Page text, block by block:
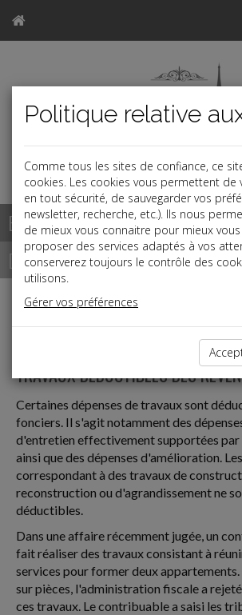
Base documentaire
Dépêches
j
Fiscal TPE
TRAVAUX DÉDUCTIBLES DES
Certaines dépenses de travaux sont
fonciers. Il s'agit notamment des
d'entretien effectivement supportées
ainsi que des dépenses d'amélioration.
correspondant à des travaux de
reconstruction ou d'agrandissement ne
déductibles.
Dans une affaire récemment jugée, un
fait réaliser des travaux consistant à
services pour former deux
sur pièces, l'administration fiscale a
ces travaux. Le contribuable a saisi les
Comme tous les sites de confiance, ce
cookies. Les cookies vous permettent de
en tout sécurité, de sauvegarder vos
newsletter, recherche, etc.). Ils nous
de mieux vous connaitre pour mieux
proposer des services adaptés à vos
conserverez toujours le contrôle des
utilisons.
Gérer vos préférences